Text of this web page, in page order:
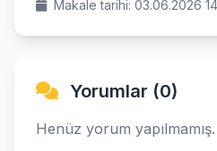
Makale tarihi: 03.06.2026
Yorumlar (0)
Henüz yorum